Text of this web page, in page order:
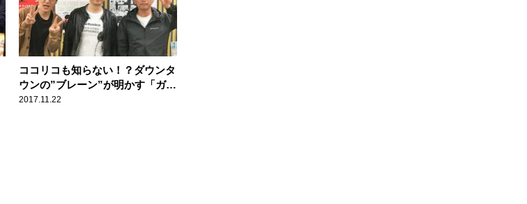
ココリコも知らない！？ダウンタ
ウンの”ブレーン”が明かす「ガキ
使」の裏側
2017.11.22